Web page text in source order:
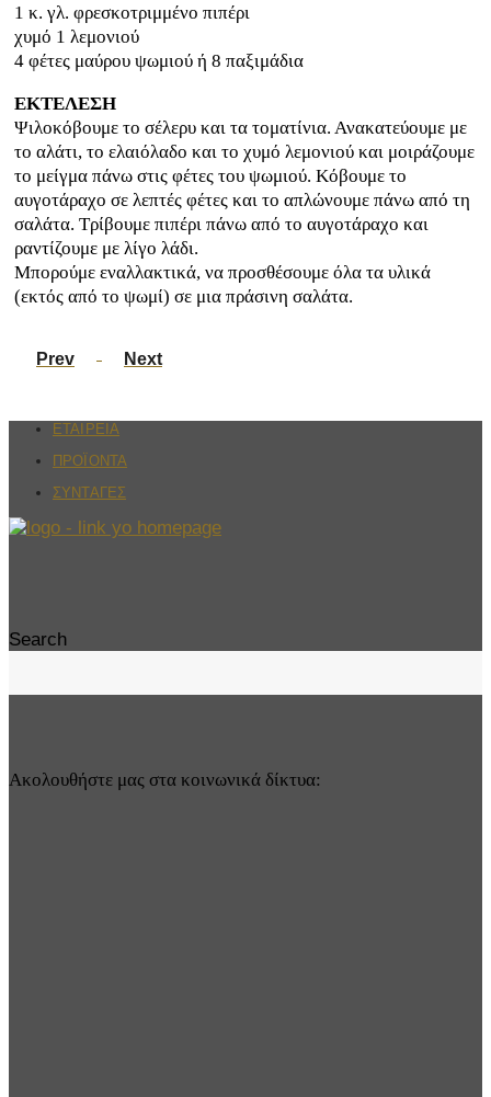
1 κ. γλ. φρεσκοτριμμένο πιπέρι
χυμό 1 λεμονιού
4 φέτες μαύρου ψωμιού ή 8 παξιμάδια
ΕΚΤΕΛΕΣΗ
Ψιλοκόβουμε το σέλερυ και τα τοματίνια. Ανακατεύουμε με
το αλάτι, το ελαιόλαδο και το χυμό λεμονιού και μοιράζουμε
το μείγμα πάνω στις φέτες του ψωμιού. Κόβουμε το
αυγοτάραχο σε λεπτές φέτες και το απλώνουμε πάνω από τη
σαλάτα. Τρίβουμε πιπέρι πάνω από το αυγοτάραχο και
ραντίζουμε με λίγο λάδι.
Μπορούμε εναλλακτικά, να προσθέσουμε όλα τα υλικά
(εκτός από το ψωμί) σε μια πράσινη σαλάτα.
Prev Next
ΕΤΑΙΡΕΙΑ
ΠΡΟΪΟΝΤΑ
ΣΥΝΤΑΓΕΣ
Search
Ακολουθήστε μας στα κοινωνικά δίκτυα: